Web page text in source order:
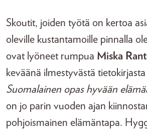
Skoutit, joiden työtä on kertoa
oleville kustantamoille pinnalla
ovat lyöneet rumpua Miska
keväänä ilmestyvästä tietokirjasta
Suomalainen opas hyvään
on jo parin vuoden ajan
pohjoismainen elämäntapa.